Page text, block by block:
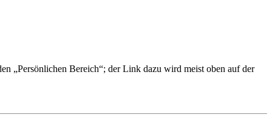
„Persönlichen Bereich“; der Link dazu wird meist oben auf der